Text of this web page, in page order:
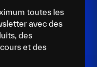
toutes les
avec des
des
et des